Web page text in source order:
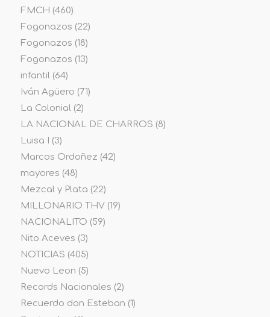
FMCH (460)
Fogonazos (22)
Fogonazos (18)
Fogonazos (13)
infantil(64)
Iván Agüero (71)
La Colonial(2)
LA NACIONAL DE CHARROS (8)
Luisa I
(3)
Marcos Ordoñez (42)
mayores (48)
Mezcal y Plata (22)
MILLONARIO THV(19)
NACIONALITO (59)
Nito Aceves (3)
NOTICIAS (405)
Nuevo Leon (5)
Records Nacionales (2)
Recuerdo don Esteban (1)